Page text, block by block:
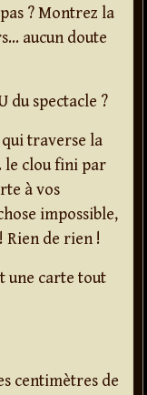
? Montrez la
aucun doute
du spectacle ?
traverse la
le clou fini par
à vos
impossible,
Rien de rien !
une carte tout
centimètres de